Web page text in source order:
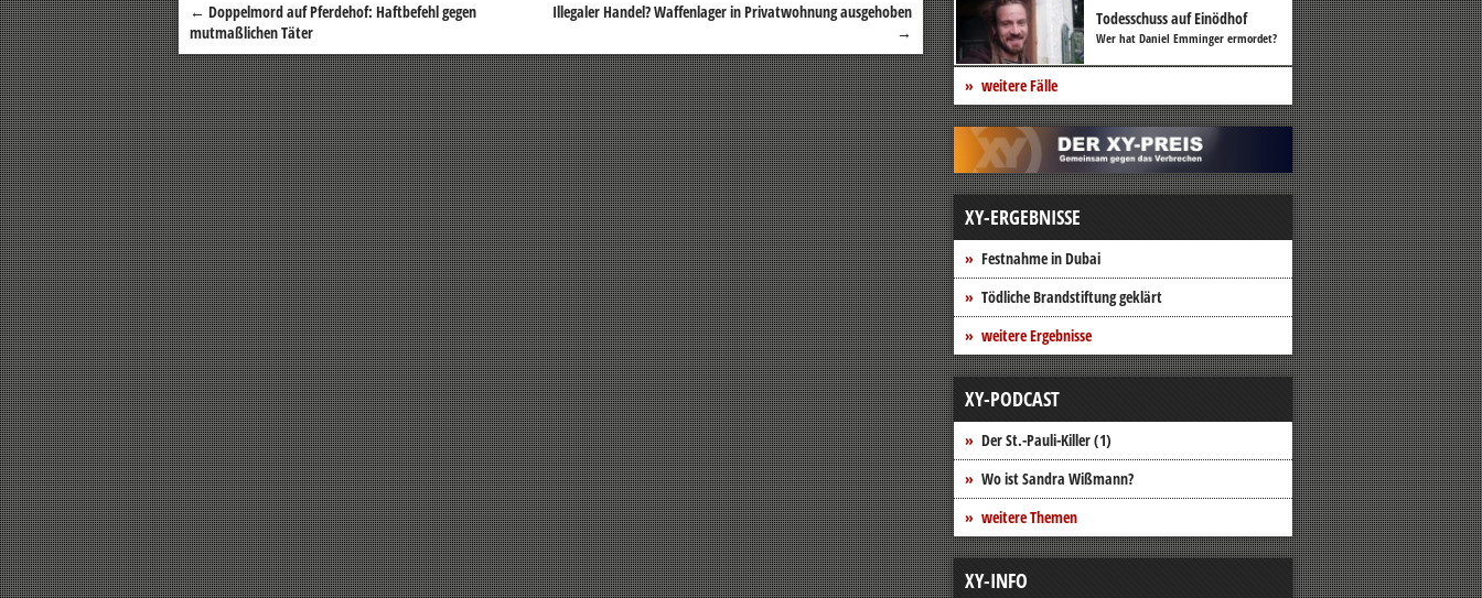
Beitragsnavigation
← Doppelmord auf Pferdehof: Haftbefehl gegen
mutmaßlichen Täter
Illegaler Handel? Waffenlager in Privatwohnung ausgehoben
→
Todesschuss auf Einödhof
Wer hat Daniel Emminger ermordet?
weitere Fälle
XY-ERGEBNISSE
Festnahme in Dubai
Tödliche Brandstiftung geklärt
weitere Ergebnisse
XY-PODCAST
Der St.-Pauli-Killer (1)
Wo ist Sandra Wißmann?
weitere Themen
XY-INFO